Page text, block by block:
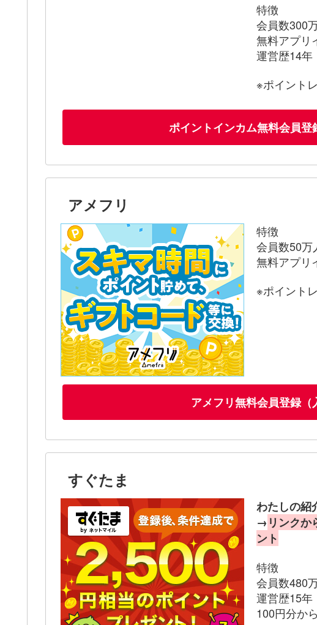
特徴
会員数300
無料アプリ
運営歴14年
※ポイント
ポイントインカム無料会員登
アメフリ
特徴
会員数50万
無料アプリ
※ポイント
アメフリ無料会員登録（
すぐたま
わたしの紹
→ リンク
ント
特徴
会員数480
運営歴15年
100円分か